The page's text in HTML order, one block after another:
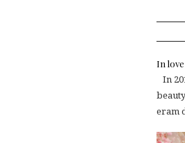
In
In
eram